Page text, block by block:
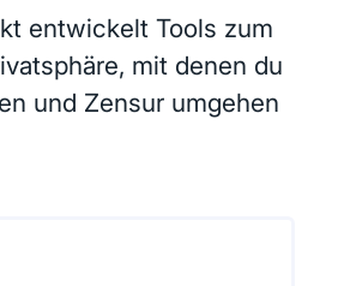
entwickelt Tools zum
mit denen du
und Zensur umgehen